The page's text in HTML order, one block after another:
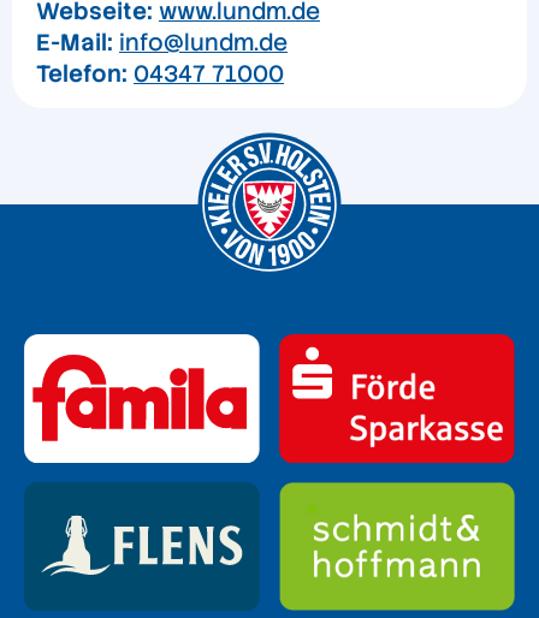
Webseite: www.lundm.de
E-Mail: info@lundm.de
Telefon: 04347 71000